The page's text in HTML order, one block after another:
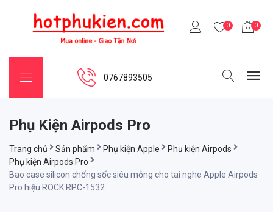
0 0
0767893505
Phụ Kiện Airpods Pro
Trang chủ Sản phẩm Phụ kiện Apple
Phụ kiện Airpods
Phụ kiện Airpods Pro
Bao case silicon chống sốc siêu mỏng cho tai nghe Apple Airpods
Pro hiệu ROCK RPC-1532